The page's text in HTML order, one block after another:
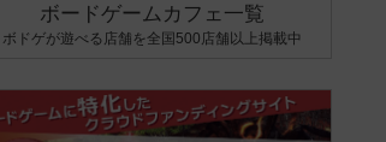
ボードゲームカフェ一覧
ボドゲが遊べる店舗を全国500店舗以上掲載中